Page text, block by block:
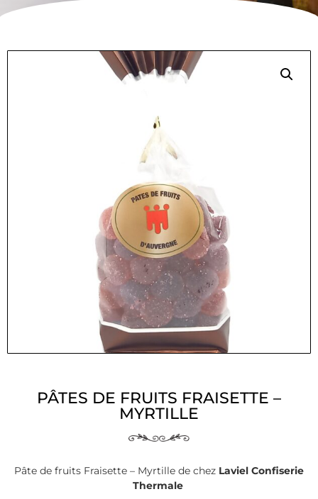
PÂTES DE FRUITS FRAISETTE –
MYRTILLE
Pâte de fruits Fraisette – Myrtille de chez Laviel Confiserie
Thermale